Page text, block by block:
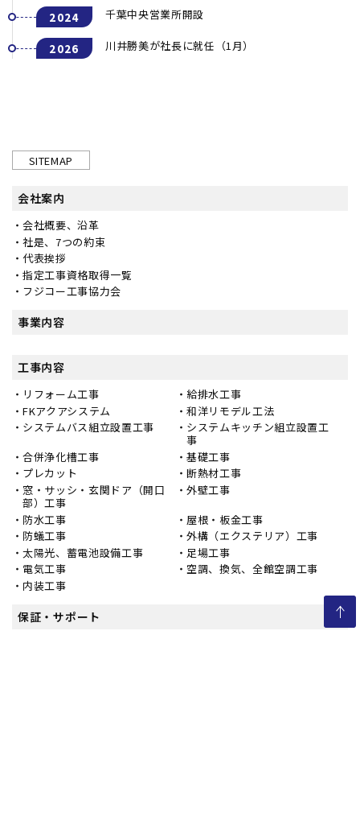
2024 千葉中央営業所開設
2026 川井勝美が社長に就任（1月）
SITEMAP
会社案内
会社概要、沿革
社是、7つの約束
代表挨拶
指定工事資格取得一覧
フジコー工事協力会
事業内容
工事内容
リフォーム工事
給排水工事
FKアクアシステム
和洋リモデル工法
システムバス組立設置工事
システムキッチン組立設置工
事
合併浄化槽工事
基礎工事
プレカット
断熱材工事
窓・サッシ・玄関ドア（開口
部）工事
外壁工事
防水工事
屋根・板金工事
防蟻工事
外構（エクステリア）工事
太陽光、蓄電池設備工事
足場工事
電気工事
空調、換気、全館空調工事
内装工事
保証・サポート